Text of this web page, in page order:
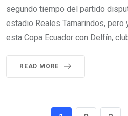
segundo tiempo del partido
estadio Reales Tamarindos, pero
esta Copa Ecuador con Delfín,
READ MORE